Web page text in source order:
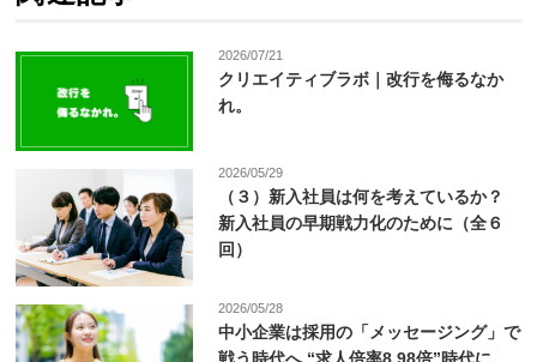
2026/07/21
クリエイティブラボ｜改行を侮るなか
れ。
2026/05/29
（３）新入社員は何を考えているか？
新入社員の早期戦力化のために（全６
回）
2026/05/28
中小企業は採用の「メッセージング」で